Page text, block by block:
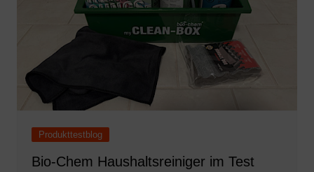
Produkttestblog
Bio-Chem Haushaltsreiniger im Test